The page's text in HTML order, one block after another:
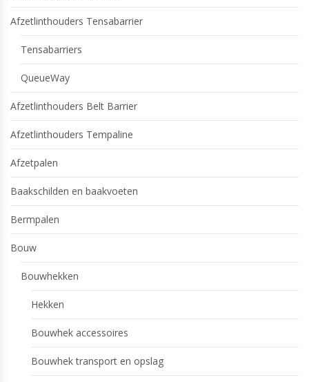
Afzetlinthouders Tensabarrier
Tensabarriers
QueueWay
Afzetlinthouders Belt Barrier
Afzetlinthouders Tempaline
Afzetpalen
Baakschilden en baakvoeten
Bermpalen
Bouw
Bouwhekken
Hekken
Bouwhek accessoires
Bouwhek transport en opslag